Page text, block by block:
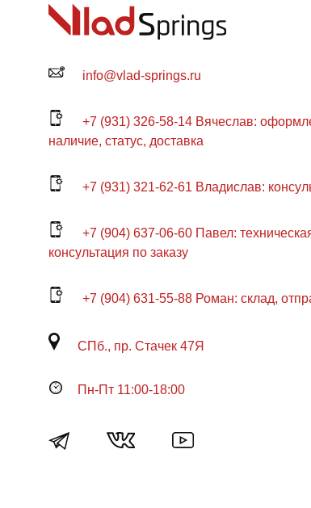
info@vlad-springs.ru
+7 (931) 326-58-14 Вячеслав:
наличие, статус, доставка
+7 (931) 321-62-61 Владислав:
+7 (904) 637-06-60 Павел:
консультация по заказу
+7 (904) 631-55-88 Роман: склад,
СПб., пр. Стачек 47Я
Пн-Пт 11:00-18:00